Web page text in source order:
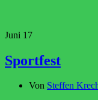
Juni 17
Sportfest
Von Steffen